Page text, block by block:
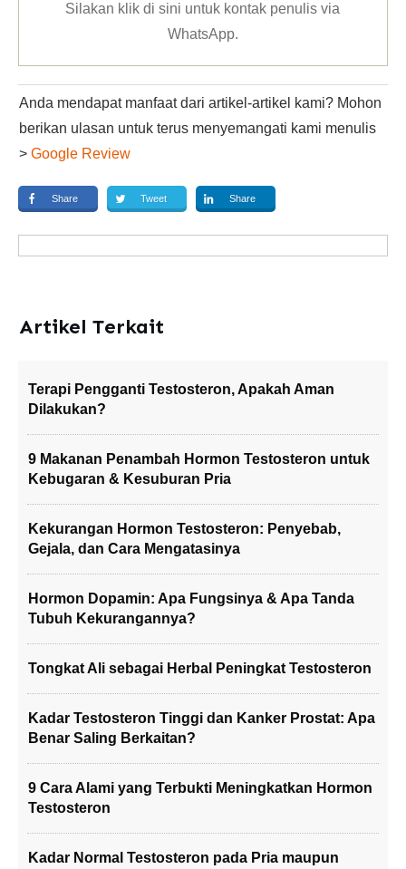
Silakan klikdi sini untuk kontak penulis via
WhatsApp.
Anda mendapat manfaat dari artikel-artikel kami? Mohon
berikan ulasan untuk terus menyemangati kami menulis
> Google Review
Share Tweet Share
Artikel Terkait
Terapi Pengganti Testosteron, Apakah Aman
Dilakukan?
9 Makanan Penambah Hormon Testosteron untuk
Kebugaran & Kesuburan Pria
Kekurangan Hormon Testosteron: Penyebab,
Gejala, dan Cara Mengatasinya
Hormon Dopamin: Apa Fungsinya & Apa Tanda
Tubuh Kekurangannya?
Tongkat Ali sebagai Herbal Peningkat Testosteron
Kadar Testosteron Tinggi dan Kanker Prostat: Apa
Benar Saling Berkaitan?
9 Cara Alami yang Terbukti Meningkatkan Hormon
Testosteron
Kadar Normal Testosteron pada Pria maupun